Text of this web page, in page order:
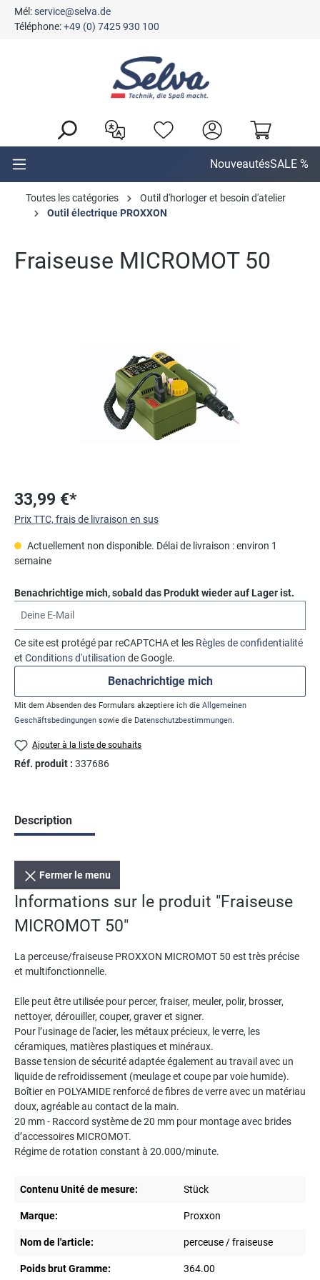
principal
Mél:service@selva.de
Téléphone:+49 (0) 7425 930 100
NouveautésSALE %
Toutes les catégories
Outil d'horloger et besoin d'atelier
Outil électrique PROXXON
Fraiseuse MICROMOT 50
33,99 €*
Prix TTC, frais de livraison en sus
Actuellement non disponible. Délai de livraison : environ 1
semaine
Benachrichtige mich, sobald das Produkt wieder auf Lager ist.
Ce site est protégé par reCAPTCHA et les Règles de confidentialité
et Conditions d'utilisation de Google.
Benachrichtige mich
Mit dem Absenden des Formulars akzeptiere ich die Allgemeinen
Geschäftsbedingungen sowie die Datenschutzbestimmungen.
Ajouter à la liste de souhaits
Réf. produit : 337686
Description
Fermer le menu
Informations sur le produit "Fraiseuse
MICROMOT 50"
La perceuse/fraiseuse PROXXON MICROMOT 50 est très précise
et multifonctionnelle.
Elle peut être utilisée pour percer, fraiser, meuler, polir, brosser,
nettoyer, dérouiller, couper, graver et signer.
Pour l’usinage de l'acier, les métaux précieux, le verre, les
céramiques, matières plastiques et minéraux.
Basse tension de sécurité adaptée également au travail avec un
liquide de refroidissement (meulage et coupe par voie humide).
Boîtier en POLYAMIDE renforcé de fibres de verre avec un matériau
doux, agréable au contact de la main.
20 mm - Raccord système de 20 mm pour montage avec brides
d’accessoires MICROMOT.
Régime de rotation constant à 20.000/minute.
Contenu Unité de mesure: Stück
Marque: Proxxon
Nom de l'article: perceuse / fraiseuse
Poids brut Gramme: 364.00